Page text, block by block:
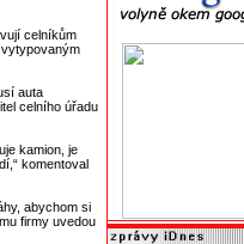
celníkům
auta
celního úřadu
kamion, je
komentoval
abychom si
firmy uvedou